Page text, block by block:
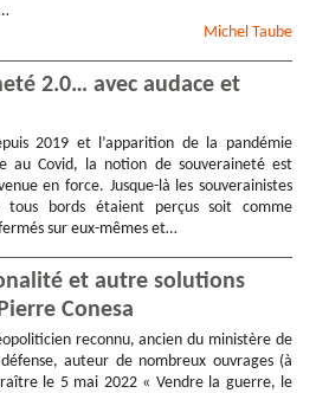
Michel Taube
2.0… avec audace et
2019 et l’apparition de la pandémie
au Covid, la notion de souveraineté est
en force. Jusque-là les souverainistes
tous bords étaient perçus soit comme
sur eux-mêmes et…
et autre solutions
Conesa
reconnu, ancien du ministère de
défense, auteur de nombreux ouvrages (à
le 5 mai 2022 « Vendre la guerre, le